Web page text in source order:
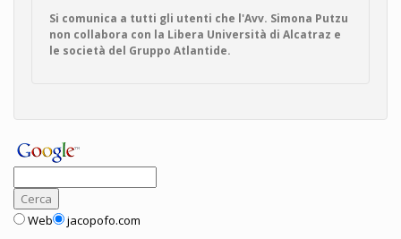
Si comunica a tutti gli utenti che l'Avv. Simona Putzu
non collabora con la Libera Università di Alcatraz e
le società del Gruppo Atlantide.
Web jacopofo.com